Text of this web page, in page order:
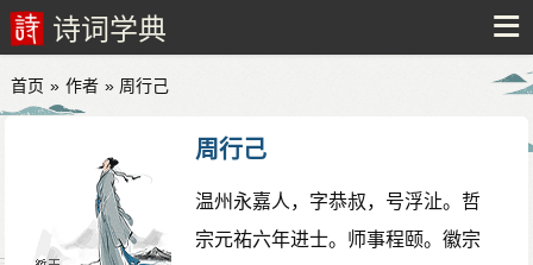
诗词学典
首页 » 作者 » 周行己
周行己
温州永嘉人，字恭叔，号浮沚。哲
宗元祐六年进士。师事程颐。徽宗